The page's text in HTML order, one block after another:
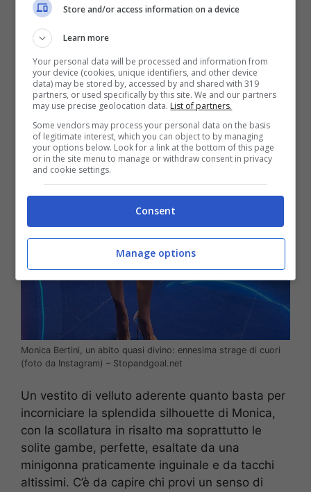
stesso, un dettaglio che non poteva certo
passare inosservato.
Monica Bertini, un abito quasi divino: ennesima strage di cuori
(foto da Instagram) – Stopandgoal.net
Un vestito di velluto aderente quanto basta per
incorniciare la splendida silhouette di Monica,
con la scollatura in risalto ma soprattutto le
solite gambe, perfette, esaltate da una
minigonna praticamente inguinale e da tacchi
altissimi. C’è da capire chi provi un senso di
Store and/or access information on a device
Learn more
Your personal data will be processed and information from
your device (cookies, unique identifiers, and other device
data) may be stored by, accessed by and shared with 319
partners, or used specifically by this site. We and our partners
may use precise geolocation data. List of partners.
Some vendors may process your personal data on the basis
of legitimate interest, which you can object to by managing
your options below. Look for a link at the bottom of this page
or in the site menu to manage or withdraw consent in privacy
and cookie settings.
Consent
Manage options